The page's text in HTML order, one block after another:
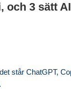
och 3 sätt AI